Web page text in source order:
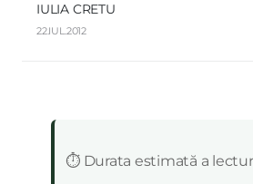
IULIA CRETU
22.IUL.2012
⏱️ Durata estimată a